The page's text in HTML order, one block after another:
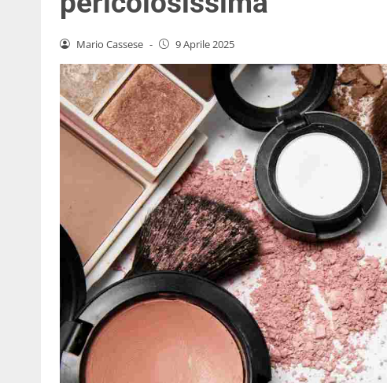
Mario Cassese - 9 Aprile 2025